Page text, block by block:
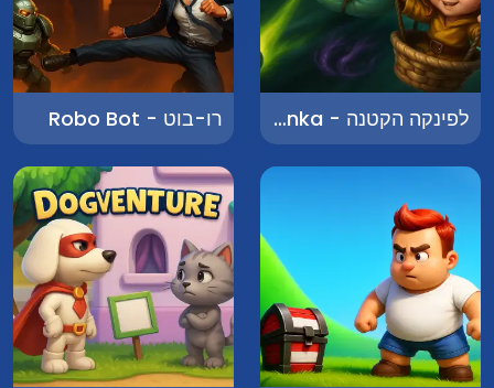
לפינקה הקטנה - Little Lapinka רו-בוט - Robo Bot